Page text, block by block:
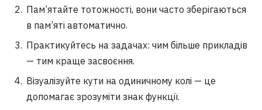
Пам’ятайте тотожності, вони часто зберігаються
в пам’яті автоматично.
Практикуйтесь на задачах: чим більше прикладів
— тим краще засвоєння.
Візуалізуйте кути на одиничному колі — це
допомагає зрозуміти знак функції.